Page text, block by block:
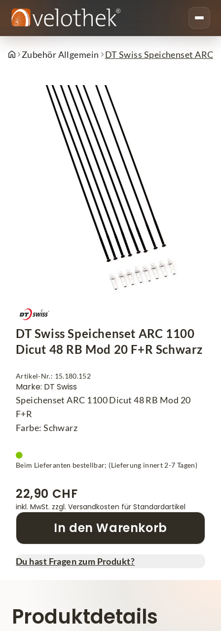
Zubehör Allgemein DT Swiss Speichenset ARC
DT Swiss Speichenset ARC 1100
Dicut 48 RB Mod 20 F+R Schwarz
Artikel-Nr.: 15.180.152
Marke: DT Swiss
Speichenset ARC 1100 Dicut 48 RB Mod 20
F+R
Farbe: Schwarz
Beim Lieferanten bestellbar; (Lieferung innert 2-7 Tagen)
22,90 CHF
inkl. MwSt. zzgl. Versandkosten für Standardartikel
In den Warenkorb
Du hast Fragen zum Produkt?
Produktdetails